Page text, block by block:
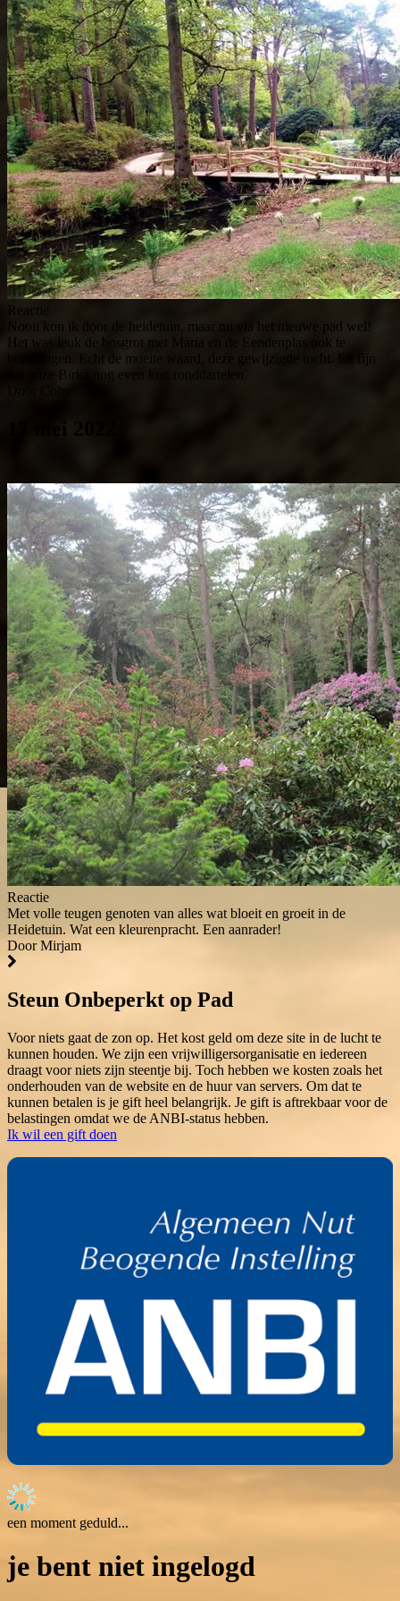
Reactie
Nooit kon ik door de heidetuin, maar nu via het nieuwe pad wel!
Het was leuk de bosgrot met Maria en de Eendenplas ook te
bezichtigen. Echt de moeite waard, deze gewijzigde tocht. En fijn
dat onze Birka nog even kon ronddartelen.
Reactie
Met volle teugen genoten van alles wat bloeit en groeit in de
Heidetuin. Wat een kleurenpracht. Een aanrader!
Door Mirjam
Steun Onbeperkt op Pad
Voor niets gaat de zon op. Het kost geld om deze site in de lucht te
kunnen houden. We zijn een vrijwilligersorganisatie en iedereen
draagt voor niets zijn steentje bij. Toch hebben we kosten zoals het
onderhouden van de website en de huur van servers. Om dat te
kunnen betalen is je gift heel belangrijk. Je gift is aftrekbaar voor de
belastingen omdat we de ANBI-status hebben.
Ik wil een gift doen
een moment geduld...
je bent niet ingelogd